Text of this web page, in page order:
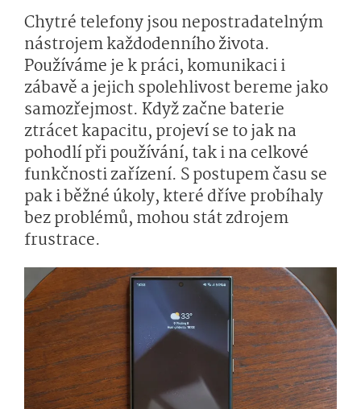
Chytré telefony jsou nepostradatelným
nástrojem každodenního života.
Používáme je k práci, komunikaci i
zábavě a jejich spolehlivost bereme jako
samozřejmost. Když začne baterie
ztrácet kapacitu, projeví se to jak na
pohodlí při používání, tak i na celkové
funkčnosti zařízení. S postupem času se
pak i běžné úkoly, které dříve probíhaly
bez problémů, mohou stát zdrojem
frustrace.